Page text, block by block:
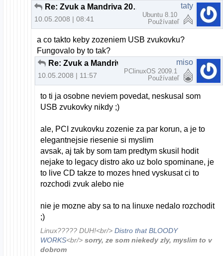
Re: Zvuk a Mandriva 2008.0 pomoc
10.05.2008 | 08:41
taty
Ubuntu 8.10
Používateľ
a co takto keby zozeniem USB zvukovku?
Fungovalo by to tak?
10.05.2008 | 11:57
miso
PClinuxOS 2009.1
Používateľ
to ti ja osobne neviem povedat, neskusal som
USB zvukovky nikdy ;)
ale, PCI zvukovku zozenie za par korun, a je to
elegantnejsie riesenie si myslim
avsak, aj tak by som tam predtym skusil hodit
nejake to legacy distro ako uz bolo spominane, je
to live CD takze to mozes hned vyskusat ci to
rozchodi zvuk alebo nie
nie je mozne aby sa to na linuxe nedalo rozchodit
;)
Linux????? DUH!<br/>Distro that BLOODY
WORKS<br/>sorry, ze som niekedy zly, myslim to v
dobrom